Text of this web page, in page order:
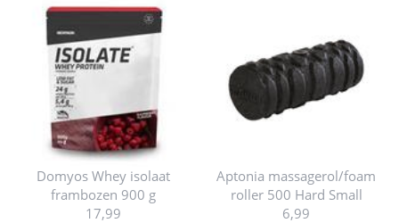
Domyos Whey isolaat
frambozen 900 g
17,99
Aptonia massagerol/foam
roller 500 Hard Small
6,99